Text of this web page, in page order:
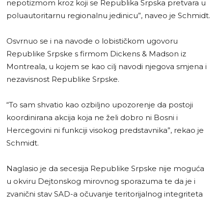
nepotizmom kroz koji se Republika Srpska pretvara u
poluautoritarnu regionalnu jedinicu”, naveo je Schmidt.
Osvrnuo se i na navode o lobističkom ugovoru
Republike Srpske s firmom Dickens & Madson iz
Montreala, u kojem se kao cilj navodi njegova smjena i
nezavisnost Republike Srpske.
“To sam shvatio kao ozbiljno upozorenje da postoji
koordinirana akcija koja ne želi dobro ni Bosni i
Hercegovini ni funkciji visokog predstavnika”, rekao je
Schmidt.
Naglasio je da secesija Republike Srpske nije moguća
u okviru Dejtonskog mirovnog sporazuma te da je i
zvanični stav SAD-a očuvanje teritorijalnog integriteta